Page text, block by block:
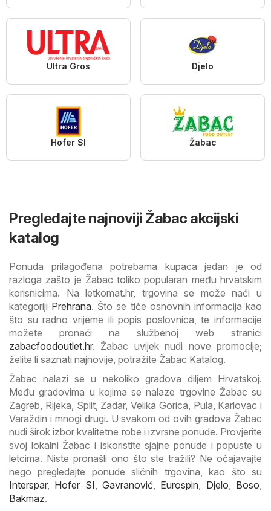
Ultra Gros Djelo
Hofer SI Žabac
Pregledajte najnoviji Žabac akcijski
katalog
Ponuda prilagođena potrebama kupaca jedan je od
razloga zašto je Žabac toliko popularan među hrvatskim
korisnicima. Na letkomat.hr, trgovina se može naći u
kategoriji Prehrana. Što se tiče osnovnih informacija kao
što su radno vrijeme ili popis poslovnica, te informacije
možete pronaći na službenoj web stranici
zabacfoodoutlet.hr. Žabac uvijek nudi nove promocije;
želite li saznati najnovije, potražite Žabac Katalog.
Žabac nalazi se u nekoliko gradova diljem Hrvatskoj.
Među gradovima u kojima se nalaze trgovine Žabac su
Zagreb, Rijeka, Split, Zadar, Velika Gorica, Pula, Karlovac i
Varaždin i mnogi drugi. U svakom od ovih gradova Žabac
nudi širok izbor kvalitetne robe i izvrsne ponude. Provjerite
svoj lokalni Žabac i iskoristite sjajne ponude i popuste u
letcima. Niste pronašli ono što ste tražili? Ne očajavajte
nego pregledajte ponude sličnih trgovina, kao što su
Interspar, Hofer SI,Gavranović, Eurospin, Djelo, Boso,
Bakmaz.